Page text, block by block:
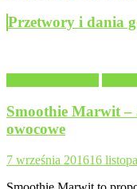
Przetwory i dania
Smoothie Marwit –
owocowe
7 września 201616